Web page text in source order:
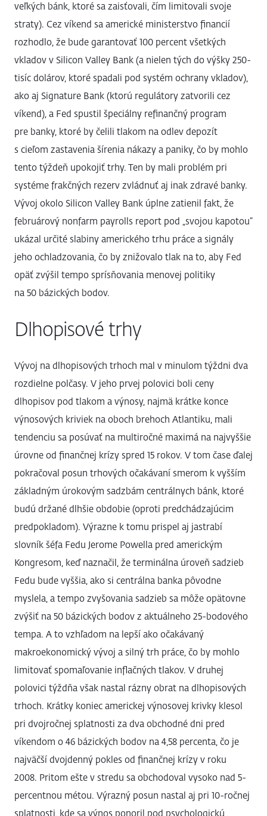
veľkých bánk, ktoré sa zaisťovali, čím limitovali svoje
straty). Cez víkend sa americké ministerstvo financií
rozhodlo, že bude garantovať 100 percent všetkých
vkladov v Silicon Valley Bank (a nielen tých do výšky 250-
tisíc dolárov, ktoré spadali pod systém ochrany vkladov),
ako aj Signature Bank (ktorú regulátory zatvorili cez
víkend), a Fed spustil špeciálny refinančný program
pre banky, ktoré by čelili tlakom na odlev depozít
s cieľom zastavenia šírenia nákazy a paniky, čo by mohlo
tento týždeň upokojiť trhy. Ten by mali problém pri
systéme frakčných rezerv zvládnuť aj inak zdravé banky.
Vývoj okolo Silicon Valley Bank úplne zatienil fakt, že
februárový nonfarm payrolls report pod „svojou kapotou“
ukázal určité slabiny amerického trhu práce a signály
jeho ochladzovania, čo by znižovalo tlak na to, aby Fed
opäť zvýšil tempo sprísňovania menovej politiky
na 50 bázických bodov.
Dlhopisové trhy
Vývoj na dlhopisových trhoch mal v minulom týždni dva
rozdielne polčasy. V jeho prvej polovici boli ceny
dlhopisov pod tlakom a výnosy, najmä krátke konce
výnosových kriviek na oboch brehoch Atlantiku, mali
tendenciu sa posúvať na multiročné maximá na najvyššie
úrovne od finančnej krízy spred 15 rokov. V tom čase ďalej
pokračoval posun trhových očakávaní smerom k vyšším
základným úrokovým sadzbám centrálnych bánk, ktoré
budú držané dlhšie obdobie (oproti predchádzajúcim
predpokladom). Výrazne k tomu prispel aj jastrabí
slovník šéfa Fedu Jerome Powella pred americkým
Kongresom, keď naznačil, že terminálna úroveň sadzieb
Fedu bude vyššia, ako si centrálna banka pôvodne
myslela, a tempo zvyšovania sadzieb sa môže opätovne
zvýšiť na 50 bázických bodov z aktuálneho 25-bodového
tempa. A to vzhľadom na lepší ako očakávaný
makroekonomický vývoj a silný trh práce, čo by mohlo
limitovať spomaľovanie inflačných tlakov. V druhej
polovici týždňa však nastal rázny obrat na dlhopisových
trhoch. Krátky koniec americkej výnosovej krivky klesol
pri dvojročnej splatnosti za dva obchodné dni pred
víkendom o 46 bázických bodov na 4,58 percenta, čo je
najväčší dvojdenný pokles od finančnej krízy v roku
2008. Pritom ešte v stredu sa obchodoval vysoko nad 5-
percentnou métou. Výrazný posun nastal aj pri 10-ročnej
splatnosti, kde sa výnos ponoril pod psychologickú